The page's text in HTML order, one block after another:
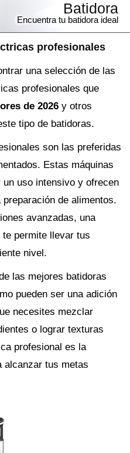
profesionales
Batidora
Encuentra tu batidora ideal
una selección de las
profesionales que
de 2026 y otros
tipo de batidoras.
son las preferidas
Estas máquinas
uso intensivo y ofrecen
de alimentos.
avanzadas, una
permite llevar tus
nivel.
las mejores batidoras
pueden ser una adición
necesites mezclar
o lograr texturas
profesional es la
alcanzar tus metas